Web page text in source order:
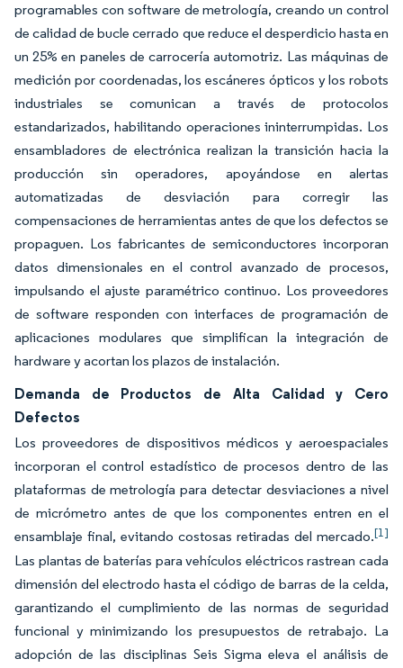
programables con software de metrología, creando un control
de calidad de bucle cerrado que reduce el desperdicio hasta en
un 25% en paneles de carrocería automotriz. Las máquinas de
medición por coordenadas, los escáneres ópticos y los robots
industriales se comunican a través de protocolos
estandarizados, habilitando operaciones ininterrumpidas. Los
ensambladores de electrónica realizan la transición hacia la
producción sin operadores, apoyándose en alertas
automatizadas de desviación para corregir las
compensaciones de herramientas antes de que los defectos se
propaguen. Los fabricantes de semiconductores incorporan
datos dimensionales en el control avanzado de procesos,
impulsando el ajuste paramétrico continuo. Los proveedores
de software responden con interfaces de programación de
aplicaciones modulares que simplifican la integración de
hardware y acortan los plazos de instalación.
Demanda de Productos de Alta Calidad y Cero
Defectos
Los proveedores de dispositivos médicos y aeroespaciales
incorporan el control estadístico de procesos dentro de las
plataformas de metrología para detectar desviaciones a nivel
de micrómetro antes de que los componentes entren en el
ensamblaje final, evitando costosas retiradas del mercado.[1]
Las plantas de baterías para vehículos eléctricos rastrean cada
dimensión del electrodo hasta el código de barras de la celda,
garantizando el cumplimiento de las normas de seguridad
funcional y minimizando los presupuestos de retrabajo. La
adopción de las disciplinas Seis Sigma eleva el análisis de